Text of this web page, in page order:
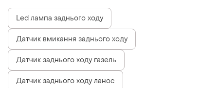
Led лампа заднього ходу
Датчик вмикання заднього ходу
Датчик заднього ходу газель
Датчик заднього ходу ланос